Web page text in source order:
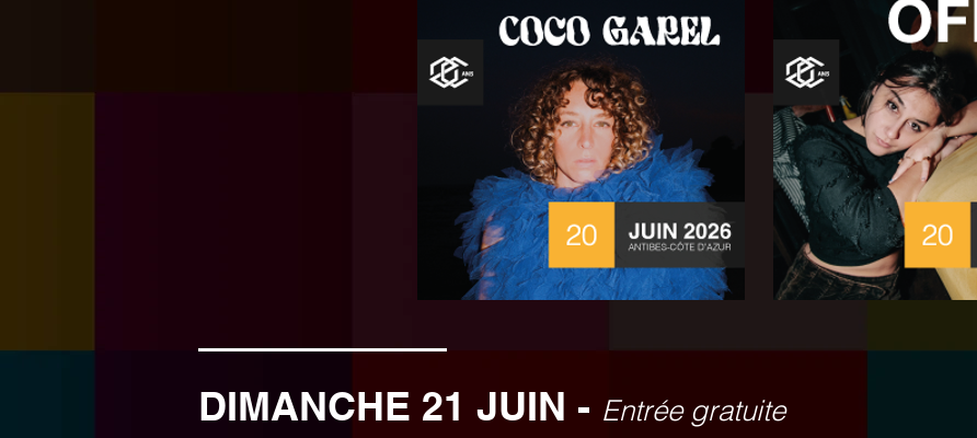
DIMANCHE 21 JUIN - Entrée gratuite